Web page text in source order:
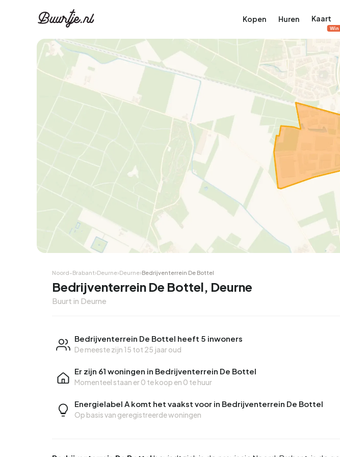
Kopen Huren Kaart
Noord-Brabant›Deurne›Deurne›Bedrijventerrein De Bottel
Bedrijventerrein De Bottel, Deurne
Buurt in Deurne
Bedrijventerrein De Bottel heeft 5 inwoners
De meeste zijn 15 tot 25 jaar oud
Er zijn 61 woningen in Bedrijventerrein De Bottel
Momenteel staan er0 te koop en 0 te huur
Energielabel A komt het vaakst voor in Bedrijventerrein De Bottel
Op basis van geregistreerde woningen